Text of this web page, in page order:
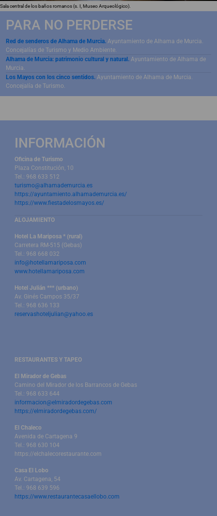
Sala central de los baños romanos (s. I, Museo Arqueológico).
PARA NO PERDERSE
Red de senderos de Alhama de Murcia. Ayuntamiento de Alhama de Murcia.
Concejalías de Turismo y Medio Ambiente.
Alhama de Murcia: patrimonio cultural y natural. Ayuntamiento de Alhama de
Murcia.
Los Mayos con los cinco sentidos. Ayuntamiento de Alhama de Murcia.
Concejalía de Turismo.
INFORMACIÓN
Oficina de Turismo
Plaza Constitución, 10
Tel.: 968 633 512
turismo@alhamademurcia.es
https://ayuntamiento.alhamademurcia.es/
https://www.fiestadelosmayos.es/
ALOJAMIENTO
Hotel La Mariposa * (rural)
Carretera RM-515 (Gebas)
Tel.: 968 668 032
info@hotellamariposa.com
www.hotellamariposa.com
Hotel Julián *** (urbano)
Av. Ginés Campos 35/37
Tel.: 968 636 133
reservashoteljulian@yahoo.es
RESTAURANTES Y TAPEO
El Mirador de Gebas
Camino del Mirador de los Barrancos de Gebas
Tel.: 968 633 644
informacion@elmiradordegebas.com
https://elmiradordegebas.com/
El Chaleco
Avenida de Cartagena 9
Tel.: 968 630 104
https://elchalecorestaurante.com
Casa El Lobo
Av. Cartagena, 54
Tel.: 968 639 596
https://www.restaurantecasaellobo.com